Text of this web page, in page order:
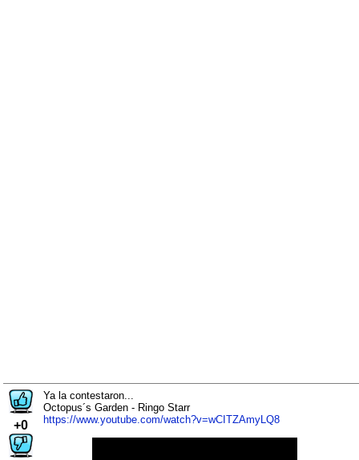
+0
Ya la contestaron...
Octopus´s Garden - Ringo Starr
https://www.youtube.com/watch?v=wCITZAmyLQ8